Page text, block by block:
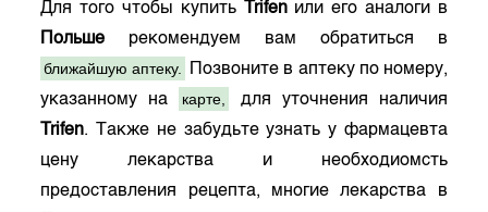
Для того чтобы купить Trifenили его аналоги в
Польше рекомендуем вам обратиться в
ближайшую аптеку.
Позвоните в аптеку по номеру,
указанному на
карте,
для уточнения наличия
Trifen. Также не забудьте узнать у фармацевта
цену лекарства и необходиомсть
предоставления рецепта, многие лекарства в